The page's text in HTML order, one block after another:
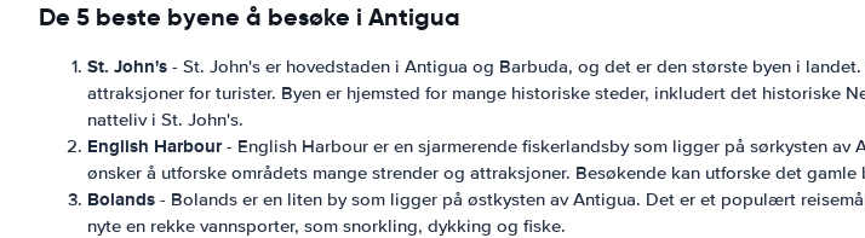
De 5 beste byene å besøke i Antigua
St. John's - St. John's er hovedstaden i Antigua og Barbuda, og det er den største byen i
attraksjoner for turister. Byen er hjemsted for mange historiske steder, inkludert det historiske
natteliv i St. John's.
English Harbour- English Harbour er en sjarmerende fiskerlandsby som ligger på sørkysten
ønsker å utforske områdets mange strender og attraksjoner. Besøkende kan utforske det
Bolands - Bolands er en liten by som ligger på østkysten av Antigua. Det er et populært
nyte en rekke vannsporter, som snorkling, dykking og fiske.